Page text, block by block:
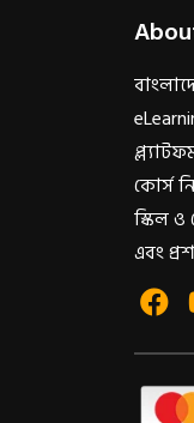
কোর্স
স্কিল
এবং